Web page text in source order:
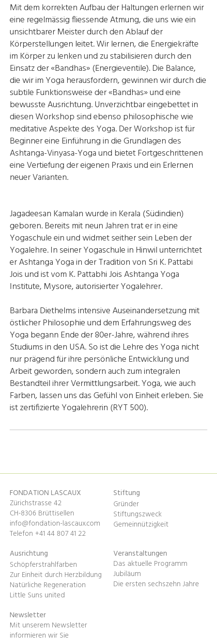
Mit dem korrekten Aufbau der Haltungen erlernen wir
eine regelmässig fliessende Atmung, die uns wie ein
unsichtbarer Meister durch den Ablauf der
Körperstellungen leitet. Wir lernen, die Energiekräfte
im Körper zu lenken und zu stabilisieren durch den
Einsatz der «Bandhas» (Energieventile). Die Balance,
die wir im Yoga herausfordern, gewinnen wir durch die
subtile Funktionsweise der «Bandhas» und eine
bewusste Ausrichtung. Unverzichtbar eingebettet in
diesen Workshop sind ebenso philosophische wie
meditative Aspekte des Yoga. Der Workshop ist für
Beginner eine Einführung in die Grundlagen des
Ashtanga-Vinyasa-Yoga und bietet Fortgeschrittenen
eine Vertiefung der eigenen Praxis und ein Erlernen
neuer Varianten.
Jagadeesan Kamalan wurde in Kerala (Südindien)
geboren. Bereits mit neun Jahren trat er in eine
Yogaschule ein und widmet seither sein Leben der
Yogalehre. In seiner Yogaschule in Hinwil unterrichtet
er Ashtanga Yoga in der Tradition von Sri K. Pattabi
Jois und ist vom K. Pattabhi Jois Ashtanga Yoga
Institute, Mysore, autorisierter Yogalehrer.
Barbara Diethelms intensive Auseinandersetzung mit
östlicher Philosophie und dem Erfahrungsweg des
Yoga begann Ende der 80er-Jahre, während ihres
Studiums in den USA. So ist die Lehre des Yoga nicht
nur prägend für ihre persönliche Entwicklung und
Arbeit geworden, sondern auch zum integralen
Bestandteil ihrer Vermittlungsarbeit. Yoga, wie auch
Farben, lassen uns das Gefühl von Einheit erleben. Sie
ist zertifizierte Yogalehrerin (RYT 500).
FONDATION LASCAUX
Zürichstrasse 42
CH-8306 Brüttisellen
info@fondation-lascaux.com
Telefon +41 44 807 41 22
Stiftung
Gründer
Stiftungszweck
Gemeinnützigkeit
Ausrichtung
Schöpferstrahlfarben
Zur Einheit durch Herzbildung
Natürliche Regeneration
Little Suns united
Veranstaltungen
Das aktuelle Programm
Jubiläum
Die ersten sechszehn Jahre
Newsletter
Mit unserem Newsletter
informieren wir Sie